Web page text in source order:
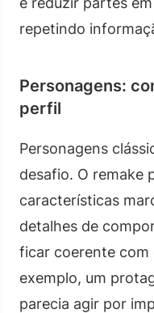
repetindo
Personagens:
perfil
Personagens
desafio. O remake
características
detalhes de
ficar coerente
exemplo, um
parecia agir por